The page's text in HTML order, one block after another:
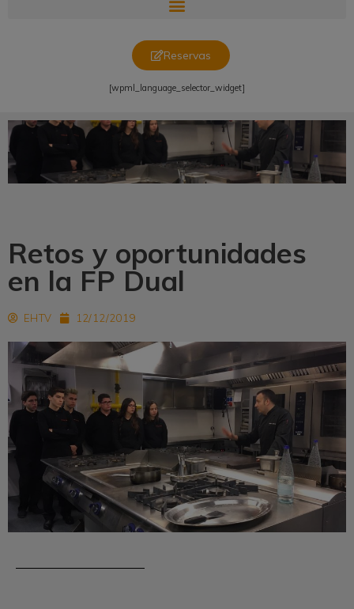
Reservas
[wpml_language_selector_widget]
Retos y oportunidades
en la FP Dual
EHTV 12/12/2019